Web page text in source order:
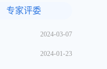
专家评委
2024-03-07
2024-01-23